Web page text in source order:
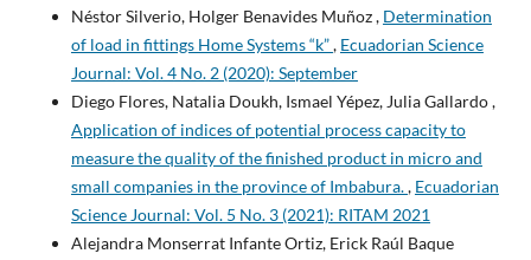
Néstor Silverio, Holger Benavides Muñoz , Determination
of load in fittings Home Systems “k”, Ecuadorian Science
Journal: Vol. 4 No. 2 (2020): September
Diego Flores, Natalia Doukh, Ismael Yépez, Julia Gallardo ,
Application of indices of potential process capacity to
measure the quality of the finished product in micro and
small companies in the province of Imbabura., Ecuadorian
Science Journal: Vol. 5 No. 3 (2021): RITAM 2021
Alejandra Monserrat Infante Ortiz, Erick Raúl Baque